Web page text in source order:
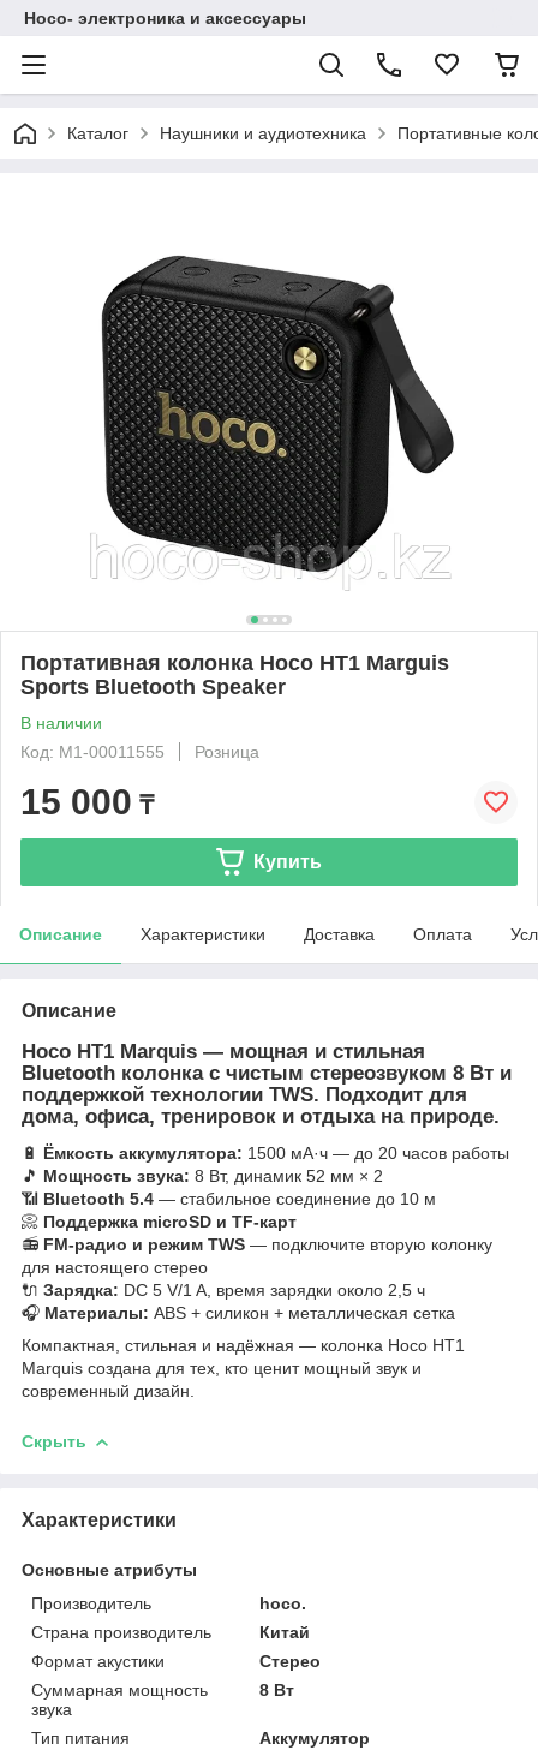
Hoco- электроника и аксессуары
Каталог Наушники и аудиотехника Портативные
Портативная колонка Hoco HT1 Marguis
Sports Bluetooth Speaker
В наличии
Код: М1-00011555
Розница
15 000 ₸
Купить
Описание Характеристики Доставка Оплата
Описание
Hoco HT1 Marquis — мощная и стильная
Bluetooth колонка с чистым стереозвуком 8 Вт и
поддержкой технологии TWS. Подходит для
дома, офиса, тренировок и отдыха на природе.
🔋 Ёмкость аккумулятора: 1500 мА·ч — до 20 часов работы
🎵 Мощность звука: 8 Вт, динамик 52 мм × 2
📶 Bluetooth 5.4 — стабильное соединение до 10 м
📀 Поддержка microSD и TF-карт
📻 FM-радио и режим TWS — подключите вторую колонку
для настоящего стерео
🔌 Зарядка: DC 5 V/1 A, время зарядки около 2,5 ч
🎧 Материалы: ABS + силикон + металлическая сетка
Компактная, стильная и надёжная — колонка Hoco HT1
Marquis создана для тех, кто ценит мощный звук и
современный дизайн.
Скрыть
Характеристики
Основные атрибуты
Производитель
hoco.
Страна производитель
Китай
Формат акустики
Стерео
Суммарная мощность
звука
8 Вт
Тип питания
Аккумулятор